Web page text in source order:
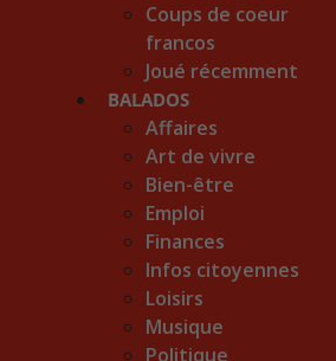
Coups de coeur
francos
Joué récemment
BALADOS
Affaires
Art de vivre
Bien-être
Emploi
Finances
Infos citoyennes
Loisirs
Musique
Politique